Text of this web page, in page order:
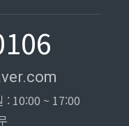
: 10:00 ~ 17:00